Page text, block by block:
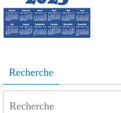
Recherche